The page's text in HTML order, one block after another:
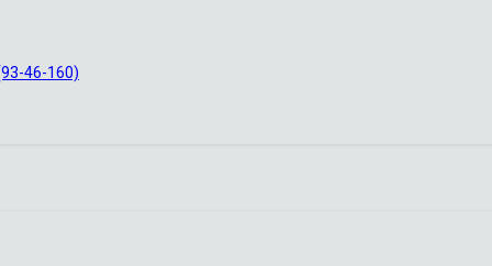
46-160)